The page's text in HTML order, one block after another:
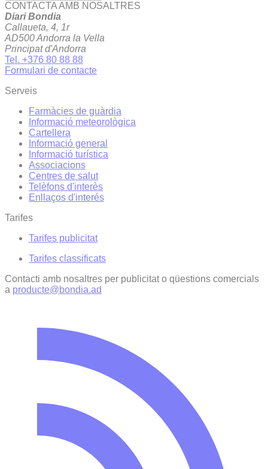
CONTACTA AMB NOSALTRES
Diari Bondia
Callaueta, 4, 1r
AD500 Andorra la Vella
Principat d'Andorra
Tel. +376 80 88 88
Formulari de contacte
Serveis
Farmàcies de guàrdia
Informació meteorològica
Cartellera
Informació general
Informació turística
Associacions
Centres de salut
Telèfons d'interès
Enllaços d'interés
Tarifes
Tarifes publicitat
Tarifes classificats
Contacti amb nosaltres per publicitat o qüestions comercials
a producte@bondia.ad